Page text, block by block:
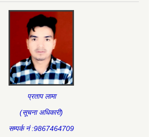
प्रताप लामा
(सूचना अधिकारी)
सम्पर्क नं :9867464709